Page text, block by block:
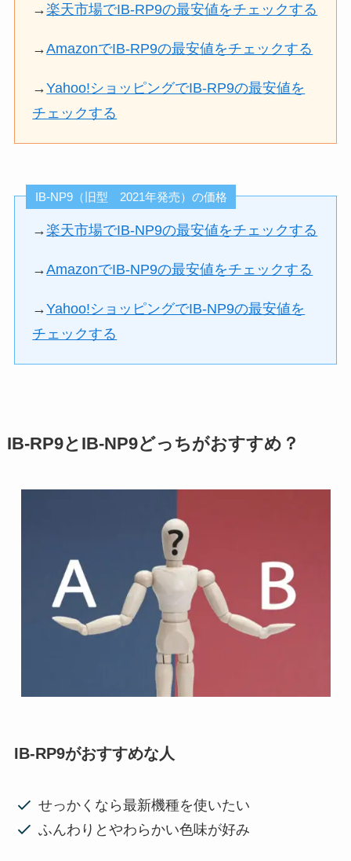
→楽天市場でIB-RP9の最安値をチェックする
→AmazonでIB-RP9の最安値をチェックする
→Yahoo!ショッピングでIB-RP9の最安値を
チェックする
IB-NP9（旧型 2021年発売）の価格
→楽天市場でIB-NP9の最安値をチェックする
→AmazonでIB-NP9の最安値をチェックする
→Yahoo!ショッピングでIB-NP9の最安値を
チェックする
IB-RP9とIB-NP9どっちがおすすめ？
IB-RP9がおすすめな人
せっかくなら最新機種を使いたい
ふんわりとやわらかい色味が好み